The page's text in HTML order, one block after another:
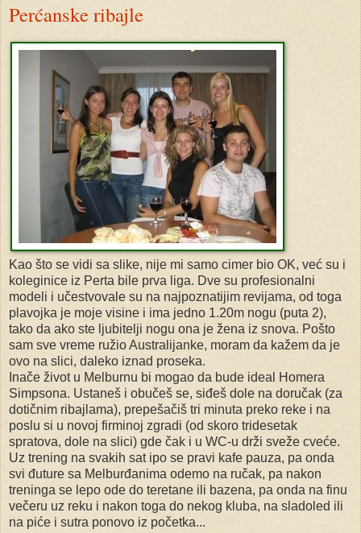
Perćanske ribajle
Kao što se vidi sa slike, nije mi samo cimer bio OK, već su i
koleginice iz Perta bile prva liga. Dve su profesionalni
modeli i učestvovale su na najpoznatijim revijama, od toga
plavojka je moje visine i ima jedno 1.20m nogu (puta 2),
tako da ako ste ljubitelji nogu ona je žena iz snova. Pošto
sam sve vreme ružio Australijanke, moram da kažem da je
ovo na slici, daleko iznad proseka.
Inače život u Melburnu bi mogao da bude ideal Homera
Simpsona. Ustaneš i obučeš se, siđeš dole na doručak (za
dotičnim ribajlama), prepešačiš tri minuta preko reke i na
poslu si u novoj firminoj zgradi (od skoro tridesetak
spratova, dole na slici) gde čak i u WC-u drži sveže cveće.
Uz trening na svakih sat ipo se pravi kafe pauza, pa onda
svi đuture sa Melburđanima odemo na ručak, pa nakon
treninga se lepo ode do teretane ili bazena, pa onda na finu
večeru uz reku i nakon toga do nekog kluba, na sladoled ili
na piće i sutra ponovo iz početka...